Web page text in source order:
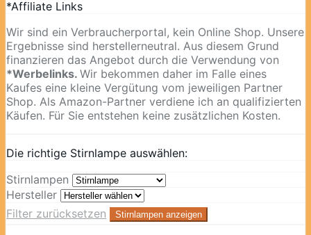
*Affiliate Links
Wir sind ein Verbraucherportal, kein Online Shop. Unsere
Ergebnisse sind herstellerneutral. Aus diesem Grund
finanzieren das Angebot durch die Verwendung von
*Werbelinks. Wir bekommen daher im Falle eines
Kaufes eine kleine Vergütung vom jeweiligen Partner
Shop. Als Amazon-Partner verdiene ich an qualifizierten
Käufen. Für Sie entstehen keine zusätzlichen Kosten.
Die richtige Stirnlampe auswählen:
Stirnlampen
Hersteller
Filter zurücksetzen
Stirnlampen anzeigen